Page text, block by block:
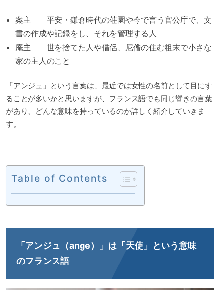
案主 平安・鎌倉時代の荘園や今で言う官公庁で、文
書の作成や記録をし、それを管理する人
庵主 世を捨てた人や僧侶、尼僧の住む粗末で小さな
家の主人のこと
「アンジュ」という言葉は、最近では女性の名前として目にす
ることが多いかと思いますが、フランス語でも同じ響きの言葉
があり、どんな意味を持っているのか詳しく紹介していきま
す。
Table of Contents
「アンジュ（ange）」は「天使」という意味
のフランス語